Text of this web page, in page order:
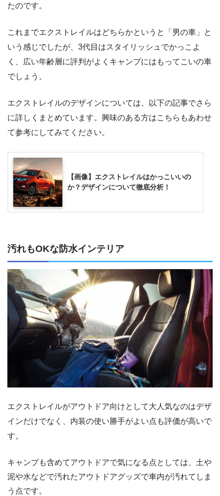
たのです。
これまでエクストレイルはどちらかというと「男の車」と
いう感じでしたが、3代目はスタイリッシュでかっこよ
く、広い年齢層に評判がよくキャンプにはもってこいの車
でしょう。
エクストレイルのデザインについては、以下の記事でさら
に詳しくまとめています。興味のある方はこちらもあわせ
て参考にしてみてください。
【画像】エクストレイルはかっこいいの
か？デザインについて徹底分析！
汚れもOKな防水インテリア
エクストレイルがアウトドア向けとして大人気なのはデザ
インだけでなく、内装の使い勝手がよい点も評価が高いで
す。
キャンプも含めてアウトドアで気になる点としては、土や
泥や水などで汚れたアウトドアグッズで車内が汚れてしま
う点です。